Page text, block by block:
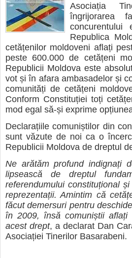
Asociația
îngrijorarea
concurentului
Republica
cetățenilor moldoveni aflați
peste 600.000 de cetățeni
Republicii Moldova este
vot și în afara ambasadelor și
comunități de cetățeni
Conform Constituției toți
mod egal să-și exprime
Declarațiile comuniștilor din
sunt văzute de noi ca o
Republicii Moldova de dreptul
Ne arătăm profund indignați
lipsească de dreptul
referendumului constituțional
reprezentații. Amintim că
făcut demersuri pentru
în 2009, însă comuniștii
acest drept, a declarat Dan
Asociației Tinerilor Basarabeni.